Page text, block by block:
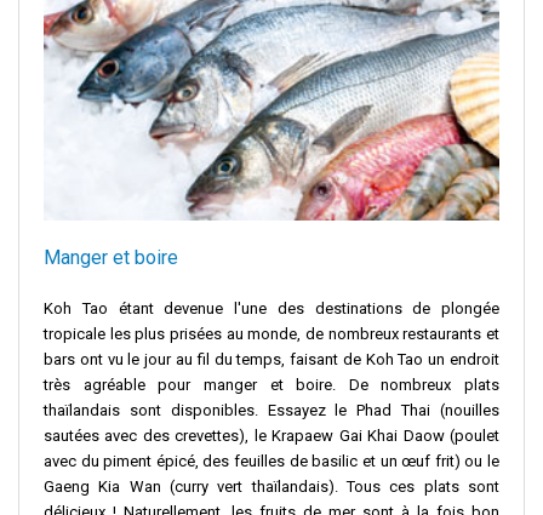
Manger et boire
Koh Tao étant devenue l'une des destinations de plongée
tropicale les plus prisées au monde, de nombreux restaurants et
bars ont vu le jour au fil du temps, faisant de Koh Tao un endroit
très agréable pour manger et boire. De nombreux plats
thaïlandais sont disponibles. Essayez le Phad Thai (nouilles
sautées avec des crevettes), le Krapaew Gai Khai Daow (poulet
avec du piment épicé, des feuilles de basilic et un œuf frit) ou le
Gaeng Kia Wan (curry vert thaïlandais). Tous ces plats sont